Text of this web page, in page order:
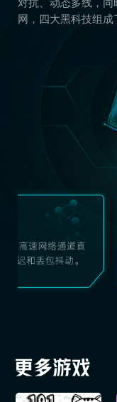
网，四大黑科技组成